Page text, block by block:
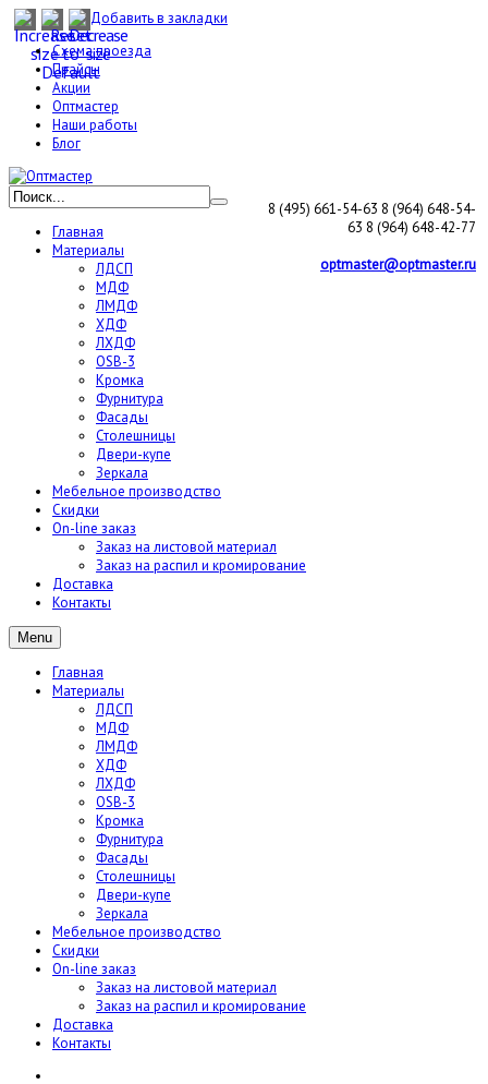
Добавить в закладки
Схема проезда
Прайсы
Акции
Оптмастер
Наши работы
Блог
8 (495) 661-54-63 8 (964) 648-54-
63 8 (964) 648-42-77
optmaster@optmaster.ru
Главная
Материалы
ЛДСП
МДФ
ЛМДФ
ХДФ
ЛХДФ
OSB-3
Кромка
Фурнитура
Фасады
Столешницы
Двери-купе
Зеркала
Мебельное производство
Скидки
On-line заказ
Заказ на листовой материал
Заказ на распил и кромирование
Доставка
Контакты
Menu
Главная
Материалы
ЛДСП
МДФ
ЛМДФ
ХДФ
ЛХДФ
OSB-3
Кромка
Фурнитура
Фасады
Столешницы
Двери-купе
Зеркала
Мебельное производство
Скидки
On-line заказ
Заказ на листовой материал
Заказ на распил и кромирование
Доставка
Контакты